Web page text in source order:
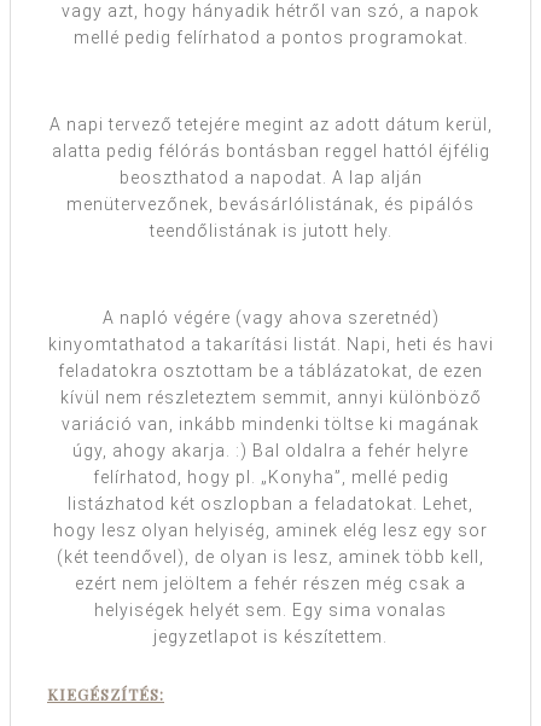
vagy azt, hogy hányadik hétről van szó, a napok
mellé pedig felírhatod a pontos programokat.
A napi tervező tetejére megint az adott dátum kerül,
alatta pedig félórás bontásban reggel hattól éjfélig
beoszthatod a napodat. A lap alján
menütervezőnek, bevásárlólistának, és pipálós
teendőlistának is jutott hely.
A napló végére (vagy ahova szeretnéd)
kinyomtathatod a takarítási listát. Napi, heti és havi
feladatokra osztottam be a táblázatokat, de ezen
kívül nem részleteztem semmit, annyi különböző
variáció van, inkább mindenki töltse ki magának
úgy, ahogy akarja. :) Bal oldalra a fehér helyre
felírhatod, hogy pl. „Konyha”, mellé pedig
listázhatod két oszlopban a feladatokat. Lehet,
hogy lesz olyan helyiség, aminek elég lesz egy sor
(két teendővel), de olyan is lesz, aminek több kell,
ezért nem jelöltem a fehér részen még csak a
helyiségek helyét sem. Egy sima vonalas
jegyzetlapot is készítettem.
KIEGÉSZÍTÉS: